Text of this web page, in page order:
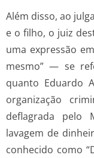
Além disso, ao
e o filho, o juiz
uma expressão
mesmo” — se
quanto Eduardo
organização
deflagrada pelo
lavagem de
conhecido como